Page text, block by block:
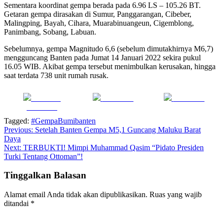
Sementara koordinat gempa berada pada 6.96 LS – 105.26 BT.
Getaran gempa dirasakan di Sumur, Panggarangan, Cibeber,
Malingping, Bayah, Cihara, Muarabinuangeun, Cigemblong,
Panimbang, Sobang, Labuan.
Sebelumnya, gempa Magnitudo 6,6 (sebelum dimutakhirnya M6,7)
mengguncang Banten pada Jumat 14 Januari 2022 sekira pukul
16.05 WIB. Akibat gempa tersebut menimbulkan kerusakan, hingga
saat terdata 738 unit rumah rusak.
Tagged: #GempaBumibanten
Navigasi
pos
Previous: Setelah Banten Gempa M5,1 Guncang Maluku Barat
Daya
Next: TERBUKTI! Mimpi Muhammad Qasim “Pidato Presiden
Turki Tentang Ottoman”!
Tinggalkan Balasan
Alamat email Anda tidak akan dipublikasikan. Ruas yang wajib
ditandai *